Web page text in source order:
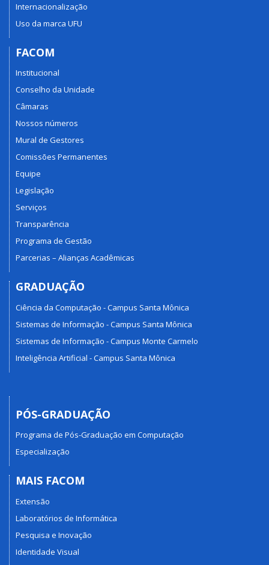
Internacionalização
Uso da marca UFU
FACOM
Institucional
Conselho da Unidade
Câmaras
Nossos números
Mural de Gestores
Comissões Permanentes
Equipe
Legislação
Serviços
Transparência
Programa de Gestão
Parcerias – Alianças Acadêmicas
GRADUAÇÃO
Ciência da Computação - Campus Santa Mônica
Sistemas de Informação - Campus Santa Mônica
Sistemas de Informação - Campus Monte Carmelo
Inteligência Artificial - Campus Santa Mônica
PÓS-GRADUAÇÃO
Programa de Pós-Graduação em Computação
Especialização
MAIS FACOM
Extensão
Laboratórios de Informática
Pesquisa e Inovação
Identidade Visual